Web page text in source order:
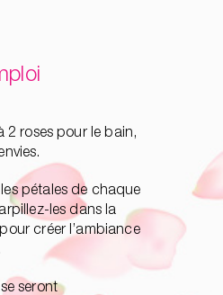
2 roses pour le bain,
pétales de chaque
les dans la
créer l’ambiance
seront